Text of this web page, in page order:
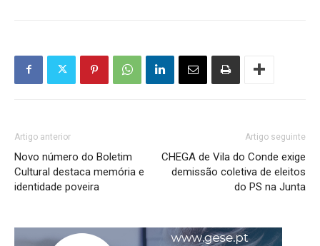
Artigo anterior
Novo número do Boletim
Cultural destaca memória e
identidade poveira
Artigo seguinte
CHEGA de Vila do Conde exige
demissão coletiva de eleitos
do PS na Junta